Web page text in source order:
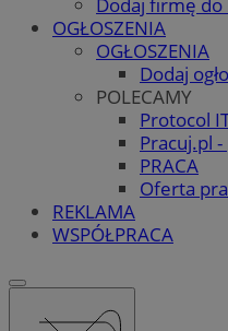
OGŁOSZENIA
OGŁOSZENIA
Dodaj
POLECAMY
Protocol
Pracuj.pl
PRACA
Oferta
REKLAMA
WSPÓŁPRACA